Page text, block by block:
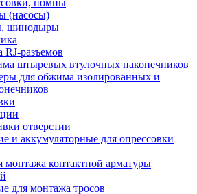
помпы
(насосы)
шинодыры
разъемов
штыревых втулочных наконечников
для обжима изолированных и
отверстии
и аккумуляторные для опрессовки
контактной арматуры
для монтажа тросов